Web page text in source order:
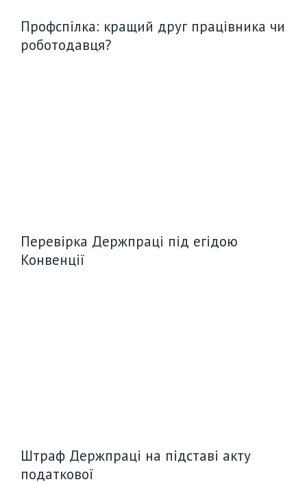
Профспілка: кращий друг працівника чи
роботодавця?
Перевірка Держпраці під егідою
Конвенції
Штраф Держпраці на підставі акту
податкової